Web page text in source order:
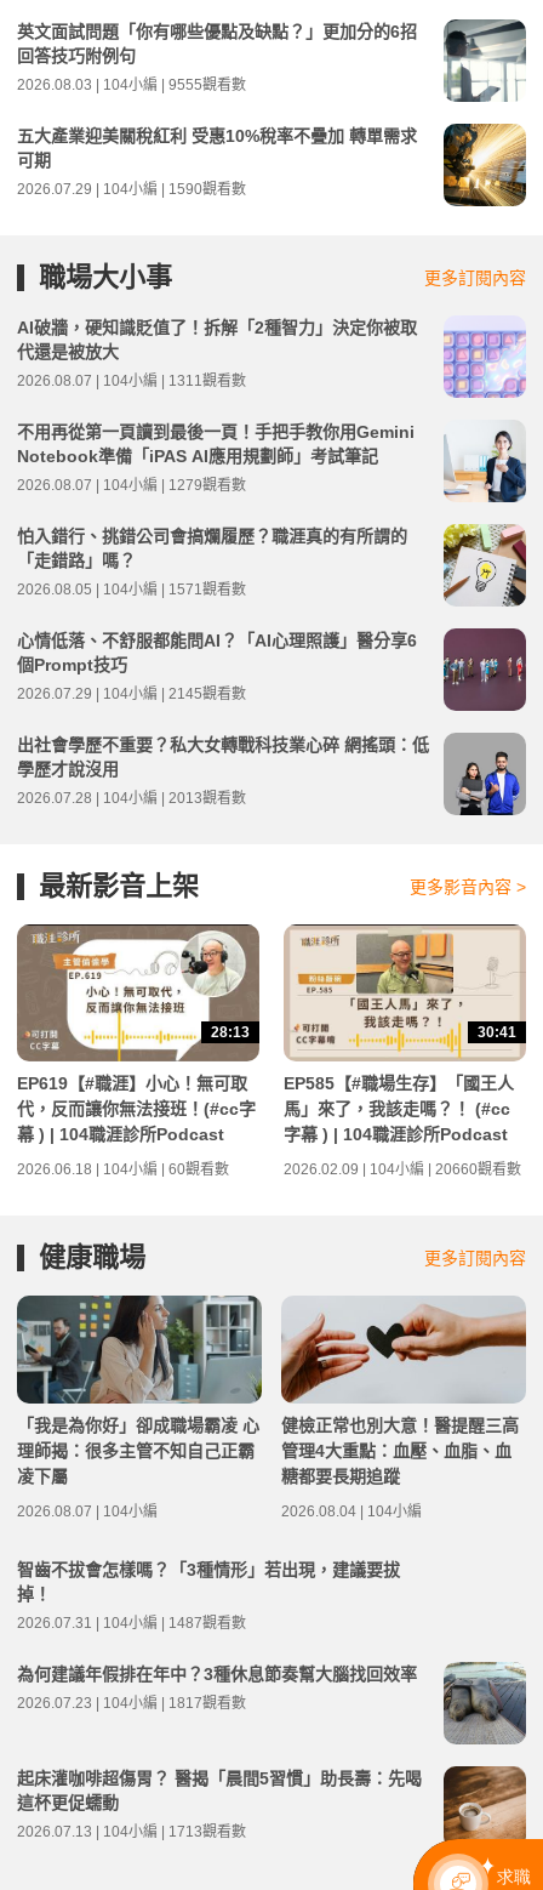
英文面試問題「你有哪些優點及缺點？」更加分的6招
回答技巧附例句
2026.08.03 | 104小編 | 9555觀看數
五大產業迎美關稅紅利 受惠10%稅率不疊加 轉單需求
可期
2026.07.29 | 104小編 | 1590觀看數
職場大小事 更多訂閱內容
AI破牆，硬知識貶值了！拆解「2種智力」決定你被取
代還是被放大
2026.08.07 | 104小編 | 1311觀看數
不用再從第一頁讀到最後一頁！手把手教你用Gemini
Notebook準備「iPAS AI應用規劃師」考試筆記
2026.08.07 | 104小編 | 1279觀看數
怕入錯行、挑錯公司會搞爛履歷？職涯真的有所謂的
「走錯路」嗎？
2026.08.05 | 104小編 | 1571觀看數
心情低落、不舒服都能問AI？「AI心理照護」醫分享6
個Prompt技巧
2026.07.29 | 104小編 | 2145觀看數
出社會學歷不重要？私大女轉戰科技業心碎 網搖頭：低
學歷才說沒用
2026.07.28 | 104小編 | 2013觀看數
最新影音上架 更多影音內容 >
28:13
EP619【#職涯】小心！無可取
代，反而讓你無法接班！(#cc字
幕 ) | 104職涯診所Podcast
2026.06.18 | 104小編 | 60觀看數
30:41
EP585【#職場生存】「國王人
馬」來了，我該走嗎？！ (#cc
字幕 ) | 104職涯診所Podcast
2026.02.09 | 104小編 | 20660觀看數
健康職場 更多訂閱內容
「我是為你好」卻成職場霸凌 心
理師揭：很多主管不知自己正霸
凌下屬
2026.08.07 | 104小編
健檢正常也別大意！醫提醒三高
管理4大重點：血壓、血脂、血
糖都要長期追蹤
2026.08.04 | 104小編
智齒不拔會怎樣嗎？「3種情形」若出現，建議要拔
掉！
2026.07.31 | 104小編 | 1487觀看數
為何建議年假排在年中？3種休息節奏幫大腦找回效率
2026.07.23 | 104小編 | 1817觀看數
起床灌咖啡超傷胃？ 醫揭「晨間5習慣」助長壽：先喝
這杯更促蠕動
2026.07.13 | 104小編 | 1713觀看數